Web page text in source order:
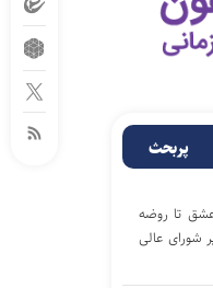
پربحث
عشق تا روضه
شورای عالی